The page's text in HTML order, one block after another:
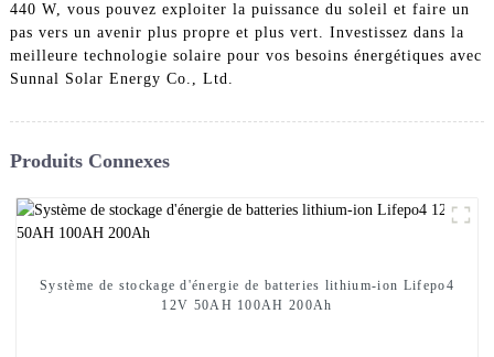
440 W, vous pouvez exploiter la puissance du soleil et faire un
pas vers un avenir plus propre et plus vert. Investissez dans la
meilleure technologie solaire pour vos besoins énergétiques avec
Sunnal Solar Energy Co., Ltd.
Produits Connexes
Système de stockage d'énergie de batteries lithium-ion Lifepo4
12V 50AH 100AH ​​200Ah